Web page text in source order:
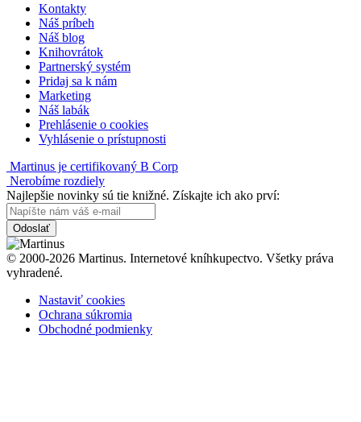
Kontakty
Náš príbeh
Náš blog
Knihovrátok
Partnerský systém
Pridaj sa k nám
Marketing
Náš labák
Prehlásenie o cookies
Vyhlásenie o prístupnosti
Martinus je certifikovaný B Corp
Nerobíme rozdiely
Najlepšie novinky sú tie knižné. Získajte ich ako prví:
Odoslať
© 2000-2026 Martinus. Internetové kníhkupectvo. Všetky práva
vyhradené.
Nastaviť cookies
Ochrana súkromia
Obchodné podmienky